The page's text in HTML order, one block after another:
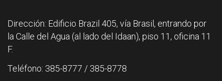
Dirección: Edificio Brazil 405, vía Brasil, entrando por
la Calle del Agua (al lado del Idaan), piso 11, oficina 11
F.
Teléfono: 385-8777 / 385-8778